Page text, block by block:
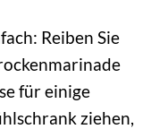
Reiben Sie
für einige
ziehen,